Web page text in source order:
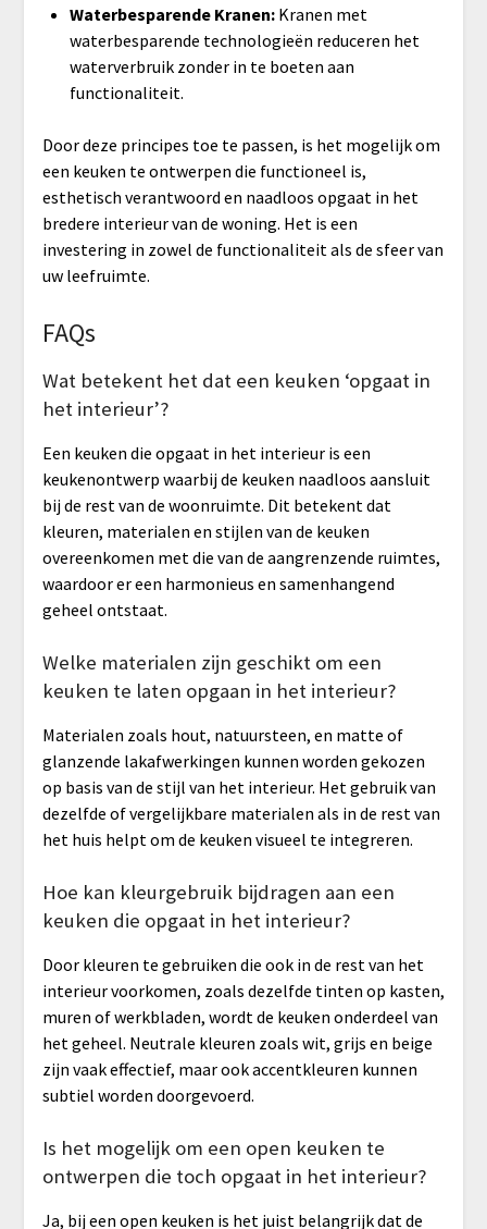
Waterbesparende Kranen:Kranen met
waterbesparende technologieën reduceren het
waterverbruik zonder in te boeten aan
functionaliteit.
Door deze principes toe te passen, is het mogelijk om
een keuken te ontwerpen die functioneel is,
esthetisch verantwoord en naadloos opgaat in het
bredere interieur van de woning. Het is een
investering in zowel de functionaliteit als de sfeer van
uw leefruimte.
FAQs
Wat betekent het dat een keuken ‘opgaat in
het interieur’?
Een keuken die opgaat in het interieur is een
keukenontwerp waarbij de keuken naadloos aansluit
bij de rest van de woonruimte. Dit betekent dat
kleuren, materialen en stijlen van de keuken
overeenkomen met die van de aangrenzende ruimtes,
waardoor er een harmonieus en samenhangend
geheel ontstaat.
Welke materialen zijn geschikt om een
keuken te laten opgaan in het interieur?
Materialen zoals hout, natuursteen, en matte of
glanzende lakafwerkingen kunnen worden gekozen
op basis van de stijl van het interieur. Het gebruik van
dezelfde of vergelijkbare materialen als in de rest van
het huis helpt om de keuken visueel te integreren.
Hoe kan kleurgebruik bijdragen aan een
keuken die opgaat in het interieur?
Door kleuren te gebruiken die ook in de rest van het
interieur voorkomen, zoals dezelfde tinten op kasten,
muren of werkbladen, wordt de keuken onderdeel van
het geheel. Neutrale kleuren zoals wit, grijs en beige
zijn vaak effectief, maar ook accentkleuren kunnen
subtiel worden doorgevoerd.
Is het mogelijk om een open keuken te
ontwerpen die toch opgaat in het interieur?
Ja, bij een open keuken is het juist belangrijk dat de